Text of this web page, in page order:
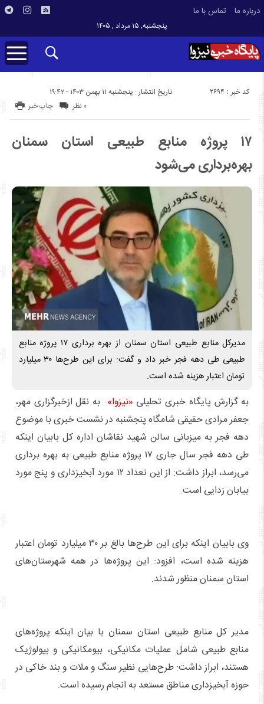
درباره ما تماس با ما
پنجشنبه, ۱۵ مرداد , ۱۴۰۵
تاریخ انتشار : پنجشنبه ۱۱ بهمن ۱۴۰۳ - ۱۹:۴۲ کد خبر : 2694
چاپ خبر ۰ نظر
۱۷ پروژه منابع طبیعی استان سمنان
بهره‌برداری می‌شود
مدیرکل منابع طبیعی استان سمنان از بهره برداری ۱۷ پروژه منابع
طبیعی طی دهه فجر خبر داد و گفت: برای این طرح‌ها ۳۰ میلیارد
تومان اعتبار هزینه شده است.
به گزارش پایگاه خبری تحلیلی «نیزوا» به نقل ازخبرگزاری مهر،
جعفر مرادی حقیقی شامگاه پنجشنبه در نشست خبری با موضوع
دهه فجر به میزبانی سالن شهید نقاشان اداره کل بابیان اینکه
طی دهه فجر سال جاری ۱۷ پروژه منابع طبیعی به بهره برداری
می‌رسد، ابراز داشت: از این تعداد ۱۲ مورد آبخیزداری و پنج مورد
بیابان زدایی است.
وی بابیان اینکه برای این طرح‌ها بالغ بر ۳۰ میلیارد تومان اعتبار
هزینه شده است، افزود: این پروژه‌ها در همه شهرستان‌های
استان سمنان منظور شدند.
مدیر کل منابع طبیعی استان سمنان با بیان اینکه پروژه‌های
منابع طبیعی شامل عملیات مکانیکی، بیومکانیکی و بیولوژیک
هستند، ابراز داشت: طرح‌هایی نظیر سنگ و ملات و بند خاکی در
حوزه آبخیزداری مناطق مستعد به انجام رسیده است.